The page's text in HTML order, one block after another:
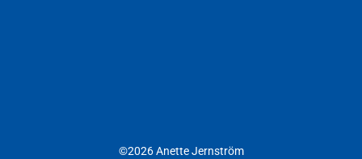
©2026 Anette Jernström